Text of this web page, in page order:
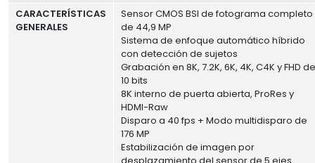
CARACTERÍSTICAS
GENERALES
Sensor CMOS BSI de fotograma completo
de 44,9 MP
Sistema de enfoque automático híbrido
con detección de sujetos
Grabación en 8K, 7.2K, 6K, 4K, C4K y FHD
10 bits
8K interno de puerta abierta, ProRes y
HDMI-Raw
Disparo a 40 fps + Modo multidisparo de
176 MP
Estabilización de imagen por
desplazamiento del sensor de 5 ejes